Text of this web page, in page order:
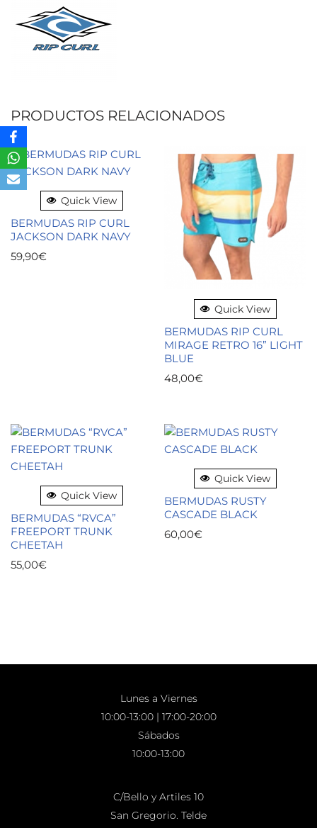
PRODUCTOS RELACIONADOS
Quick View
BERMUDAS RIP CURL
JACKSON DARK NAVY
59,90€
Quick View
BERMUDAS RIP CURL
MIRAGE RETRO 16” LIGHT
BLUE
48,00€
Quick View
BERMUDAS “RVCA”
FREEPORT TRUNK
CHEETAH
55,00€
Quick View
BERMUDAS RUSTY
CASCADE BLACK
60,00€
Lunes a Viernes
10:00-13:00 | 17:00-20:00
Sábados
10:00-13:00
C/Bello y Artiles 10
San Gregorio. Telde